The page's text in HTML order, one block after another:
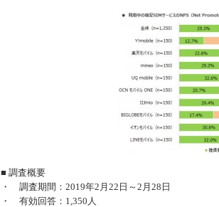
■ 調査概要
・ 調査期間：2019年2月22日～2月28日
・ 有効回答：1,350人